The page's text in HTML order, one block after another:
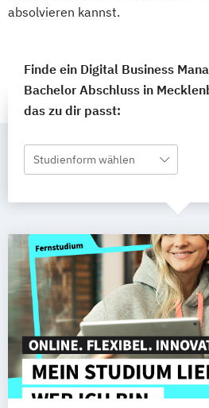
absolvieren kannst.
Finde ein Digital Business
Bachelor Abschluss in
das zu dir passt:
Studienform wählen